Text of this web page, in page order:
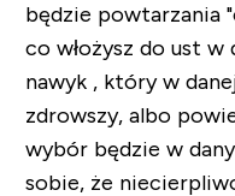
będzie powtarzania
co włożysz do ust
nawyk , który w
zdrowszy, albo
wybór będzie w
sobie, że